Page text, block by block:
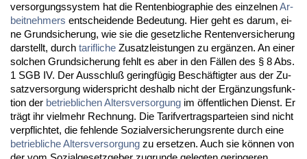
ver­sor­gungs­sys­tem hat die Ren­ten­bio­gra­phie des ein­zel­nenAr­
beit­neh­mers ent­schei­den­de Be­deu­tung. Hier geht es dar­um, ei­
ne Grund­si­che­rung, wie sie die ge­setz­li­che Ren­ten­ver­si­che­rung
dar­stellt, durch ta­rif­li­che Zu­satz­leis­tun­gen zu ergänzen. An ei­ner
sol­chen Grund­si­che­rung fehlt es aber in den Fällen des § 8 Abs.
1 SGB IV. Der Aus­schluß ge­ringfügig Beschäftig­ter aus der Zu­
satz­ver­sor­gung wi­der­spricht des­halb nicht der Ergänzungs­funk­
ti­on der be­trieb­li­chen Al­ters­ver­sor­gung im öffent­li­chen Dienst. Er
trägt ihr viel­mehr Rech­nung. Die Ta­rif­ver­trags­par­tei­en sind nicht
ver­pflich­tet, die feh­len­de So­zi­al­ver­si­che­rungs­ren­te durch ei­ne
be­trieb­li­che Al­ters­ver­sor­gung zu er­set­zen. Auch sie können von